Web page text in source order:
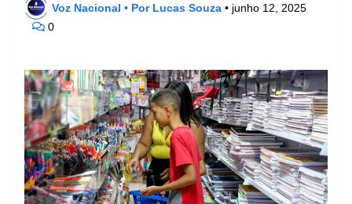
Voz Nacional • Por Lucas Souza • junho 12, 2025
0